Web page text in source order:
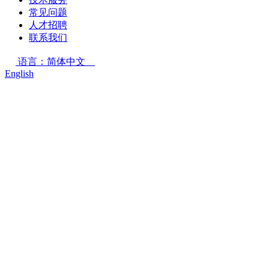
常见问题
人才招聘
联系我们
语言：简体中文
English